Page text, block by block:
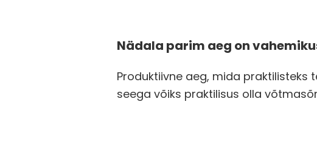
Nädala parim aeg on
Produktiivne aeg, mida praktilisteks
seega võiks praktilisus olla